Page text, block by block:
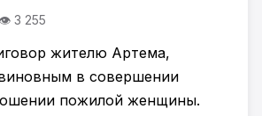
👁 3 255